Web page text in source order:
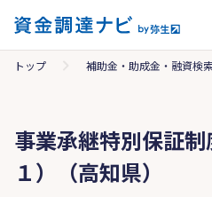
トップ 補助金・助成金・融資検
事業承継特別保証
１）（高知県）